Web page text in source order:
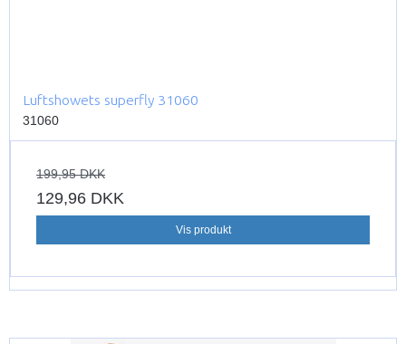
Luftshowets superfly 31060
31060
199,95 DKK
129,96 DKK
Vis produkt